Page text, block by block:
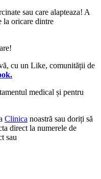
sau care alapteaza! A
la oricare dintre
cu un Like, comunității de
medical și pentru
Clinica noastră sau doriți să
direct la numerele de
sau